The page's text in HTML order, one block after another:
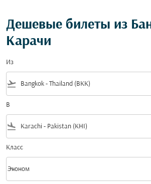
Дешевые билеты из
Карачи
Из
flight_takeoff
В
flight_land
Класс
Класс option Эконом Selected
Эконом
keyboard_arrow_down